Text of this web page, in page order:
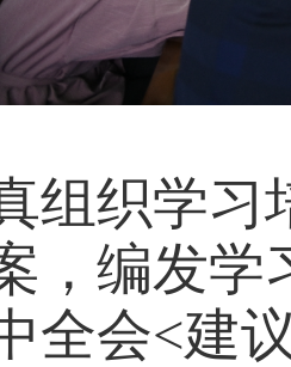
织学习培
，编发学
全会<建